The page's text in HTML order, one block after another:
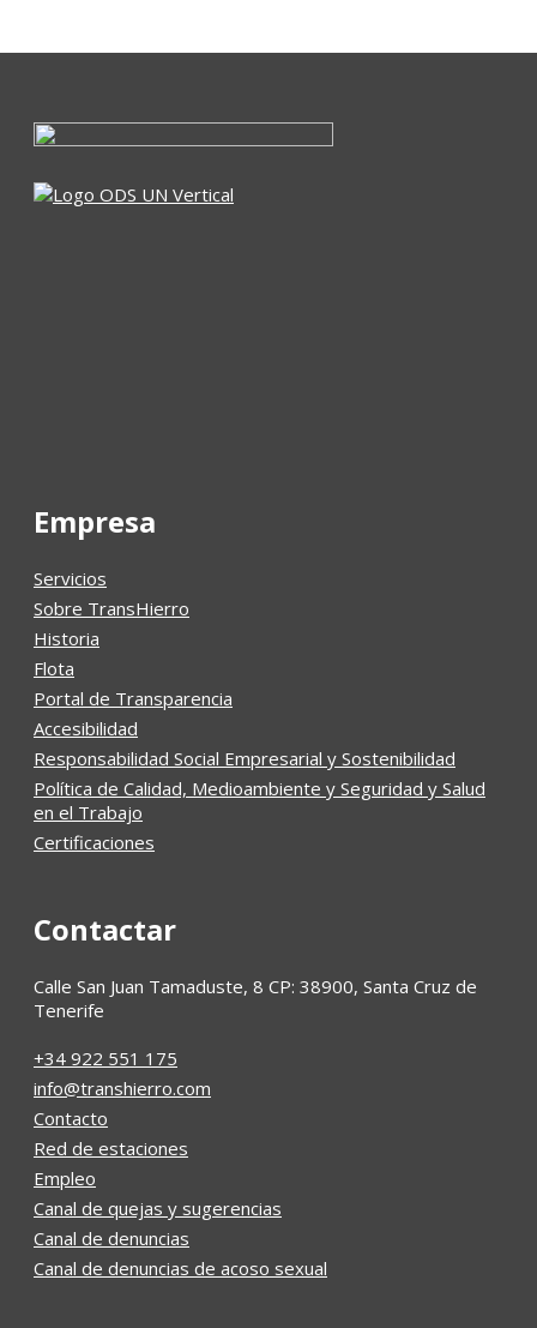
Empresa
Servicios
Sobre TransHierro
Historia
Flota
Portal de Transparencia
Accesibilidad
Responsabilidad Social Empresarial y Sostenibilidad
Política de Calidad, Medioambiente y Seguridad y Salud
en el Trabajo
Certificaciones
Contactar
Calle San Juan Tamaduste, 8 CP: 38900, Santa Cruz de
Tenerife
+34 922 551 175
info@transhierro.com
Contacto
Red de estaciones
Empleo
Canal de quejas y sugerencias
Canal de denuncias
Canal de denuncias de acoso sexual